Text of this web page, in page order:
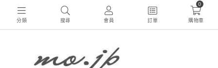
分類 搜尋 會員 訂單
0
購物車